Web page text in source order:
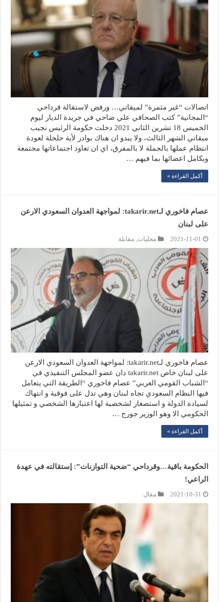
اتصالات “غير مثمرة” لميقاتي… ورفض لاستقالة قرداحي
“المجانية” كتب الصحافي علي ضاحي في جريدة الديار ليوم
الخميس 18 تشرين الثاني 2021 دخلت حكومة الرئيس نجيب
ميقاتي الشهر الثالث، ولا يبدو ان هناك بوادر لأية حلحلة لعودة
انتظام عملها بالجملة لا بالمفرق، اي ان تعاود اجتماعاتها مجتمعة
وبكامل اعضائها بما فيهم …
أكمل القراءة »
عصام فاخوري لـtakarir.net: لمواجهة العدوان السعودي الارعن
على لبنان
2021-11-01 محليات مقابلة
عصام فاخوري لـtakarir.net: لمواجهة العدوان السعودي الارعن
على لبنان خاص takarir.net دان عضو المجلس التنفيذي في
“الشباب القومي العربي” عصام فاخوري “الطريقة التي يتعامل
فيها النظام السعودي تجاه لبنان وهي تدل على فوقية و انتهاك
لسيادة الدولة و استصغار لشخصية لها اعتبارها الشخصي و تمثيلها
الحكومي الا وهو الوزير جورج …
أكمل القراءة »
الحكومة باقية…وقرداحي “ضحية التوازنات”: إستقالته في عهدة
الراعي!
2021-10-31 مقال